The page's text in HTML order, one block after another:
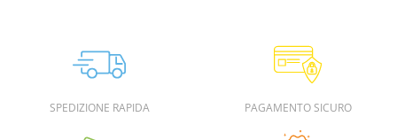
SPEDIZIONE RAPIDA PAGAMENTO SICURO